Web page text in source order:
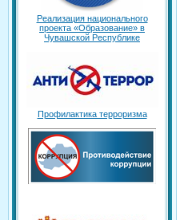
Реализация национального
проекта «Образование» в
Чувашской Республике
Профилактика терроризма